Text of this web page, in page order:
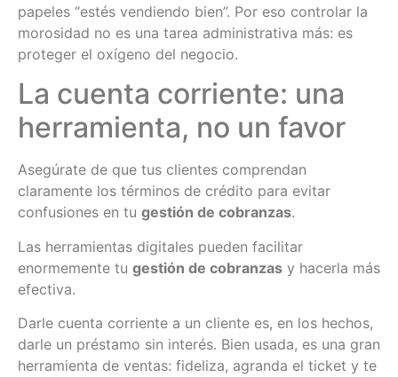
papeles “estés vendiendo bien”. Por eso controlar la
morosidad no es una tarea administrativa más: es
proteger el oxígeno del negocio.
La cuenta corriente: una
herramienta, no un favor
Asegúrate de que tus clientes comprendan
claramente los términos de crédito para evitar
confusiones en tu gestión de cobranzas.
Las herramientas digitales pueden facilitar
enormemente tu gestión de cobranzas y hacerla más
efectiva.
Darle cuenta corriente a un cliente es, en los hechos,
darle un préstamo sin interés. Bien usada, es una gran
herramienta de ventas: fideliza, agranda el ticket y te